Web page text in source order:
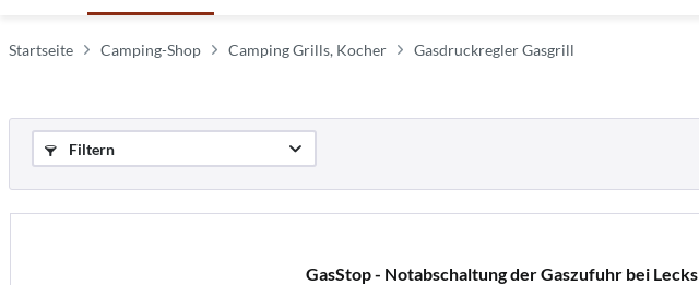
Startseite Camping-Shop Camping Grills, Kocher Gasdruckregler Gasgrill
Filtern
GasStop - Notabschaltung der Gaszufuhr bei Lecks